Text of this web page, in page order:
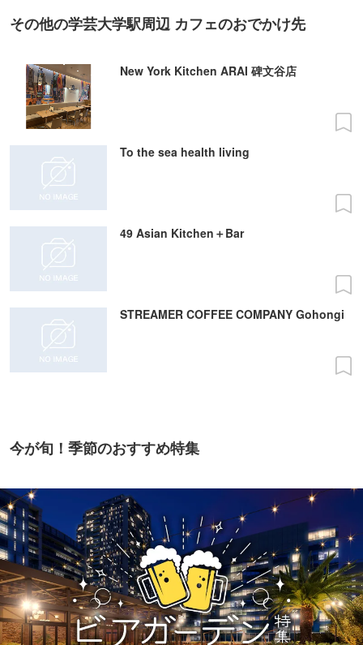
その他の学芸大学駅周辺 カフェのおでかけ先
New York Kitchen ARAI 碑文谷店
To the sea health living
49 Asian Kitchen＋Bar
STREAMER COFFEE COMPANY Gohongi
今が旬！季節のおすすめ特集